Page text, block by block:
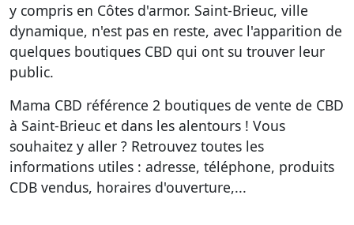
y compris en Côtes d'armor. Saint-Brieuc, ville
dynamique, n'est pas en reste, avec l'apparition de
quelques boutiques CBD qui ont su trouver leur
public.
Mama CBD référence 2 boutiques de vente de CBD
à Saint-Brieuc et dans les alentours ! Vous
souhaitez y aller ? Retrouvez toutes les
informations utiles : adresse, téléphone, produits
CDB vendus, horaires d'ouverture,...